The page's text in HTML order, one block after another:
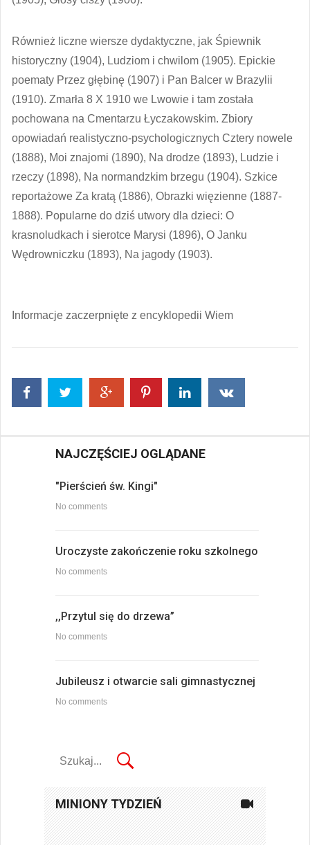
Również liczne wiersze dydaktyczne, jak Śpiewnik
historyczny (1904), Ludziom i chwilom (1905). Epickie
poematy Przez głębinę (1907) i Pan Balcer w Brazylii
(1910). Zmarła 8 X 1910 we Lwowie i tam została
pochowana na Cmentarzu Łyczakowskim. Zbiory
opowiadań realistyczno-psychologicznych Cztery nowele
(1888), Moi znajomi (1890), Na drodze (1893), Ludzie i
rzeczy (1898), Na normandzkim brzegu (1904). Szkice
reportażowe Za kratą (1886), Obrazki więzienne (1887-
1888). Popularne do dziś utwory dla dzieci: O
krasnoludkach i sierotce Marysi (1896), O Janku
Wędrowniczku (1893), Na jagody (1903).
Informacje zaczerpnięte z encyklopedii Wiem
NAJCZĘŚCIEJ OGLĄDANE
"Pierścień św. Kingi"
No comments
Uroczyste zakończenie roku szkolnego
No comments
,,Przytul się do drzewa”
No comments
Jubileusz i otwarcie sali gimnastycznej
No comments
MINIONY TYDZIEŃ